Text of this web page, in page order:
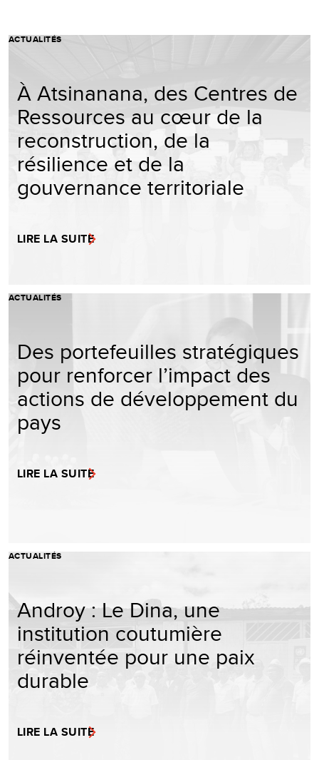
ACTUALITÉS
À Atsinanana, des Centres de
Ressources au cœur de la
reconstruction, de la
résilience et de la
gouvernance territoriale
LIRE LA SUITE
ACTUALITÉS
Des portefeuilles stratégiques
pour renforcer l’impact des
actions de développement du
pays
LIRE LA SUITE
ACTUALITÉS
Androy : Le Dina, une
institution coutumière
réinventée pour une paix
durable
LIRE LA SUITE